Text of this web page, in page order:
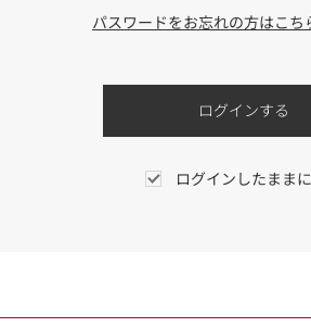
パスワードをお忘れの方はこち
ログインしたまま